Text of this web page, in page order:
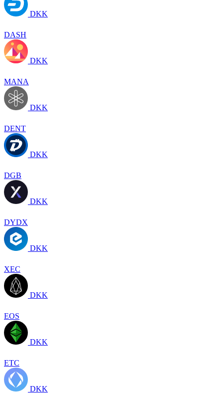
DKK
DASH
DKK
MANA
DKK
DENT
DKK
DGB
DKK
DYDX
DKK
XEC
DKK
EOS
DKK
ETC
DKK